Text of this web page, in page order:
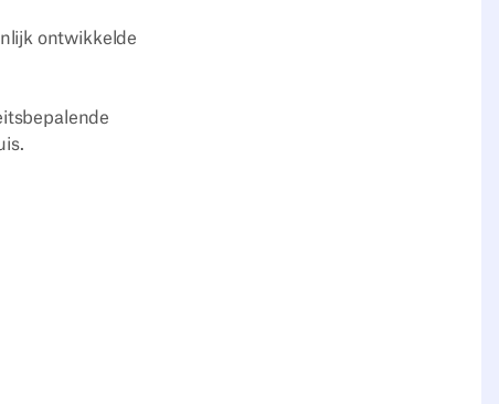
ontwikkelde